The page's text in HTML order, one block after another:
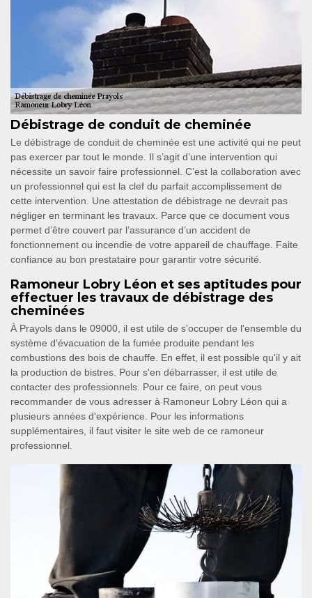
Débistrage de conduit de cheminée
Le débistrage de conduit de cheminée est une activité qui ne peut
pas exercer par tout le monde. Il s’agit d’une intervention qui
nécessite un savoir faire professionnel. C’est la collaboration avec
un professionnel qui est la clef du parfait accomplissement de
cette intervention. Une attestation de débistrage ne devrait pas
négliger en terminant les travaux. Parce que ce document vous
permet d’être couvert par l’assurance d’un accident de
fonctionnement ou incendie de votre appareil de chauffage. Faite
confiance au bon prestataire pour garantir votre sécurité.
Ramoneur Lobry Léon et ses aptitudes pour
effectuer les travaux de débistrage des
cheminées
À Prayols dans le 09000, il est utile de s'occuper de l'ensemble du
système d'évacuation de la fumée produite pendant les
combustions des bois de chauffe. En effet, il est possible qu'il y ait
la production de bistres. Pour s'en débarrasser, il est utile de
contacter des professionnels. Pour ce faire, on peut vous
recommander de vous adresser à Ramoneur Lobry Léon qui a
plusieurs années d'expérience. Pour les informations
supplémentaires, il faut visiter le site web de ce ramoneur
professionnel.